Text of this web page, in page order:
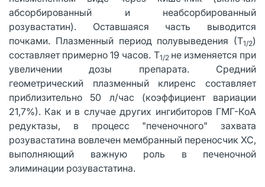
абсорбированный и неабсорбированный
розувастатин). Оставшаяся часть выводится
почками. Плазменный период полувыведения (Т1/2)
составляет примерно 19 часов. Т1/2 не изменяется при
увеличении дозы препарата. Средний
геометрический плазменный клиренс составляет
приблизительно 50 л/час (коэффициент вариации
21,7%). Как и в случае других ингибиторов ГМГ-КоА
редуктазы, в процесс "печеночного" захвата
розувастатина вовлечен мембранный переносчик ХС,
выполняющий важную роль в печеночной
элиминации розувастатина.